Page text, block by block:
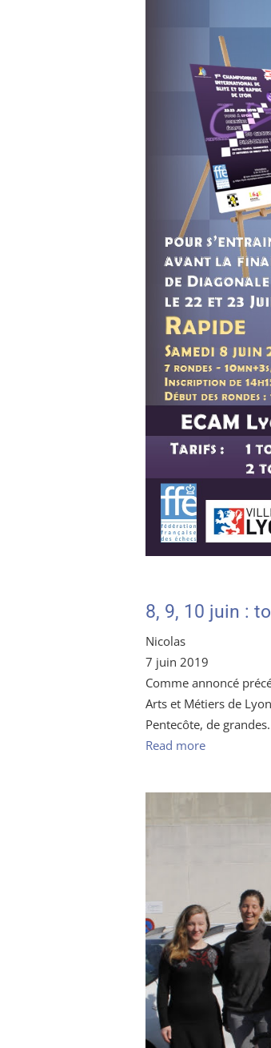
8, 9, 10 juin :
Nicolas
7 juin 2019
Comme annoncé
Arts et Métiers de
Pentecôte, de
Read more